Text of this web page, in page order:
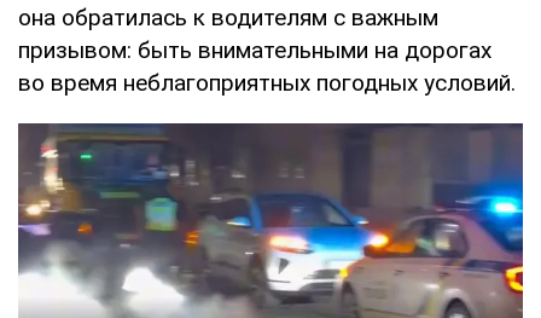
она обратилась к водителям с важным
призывом: быть внимательными на дорогах
во время неблагоприятных погодных условий.